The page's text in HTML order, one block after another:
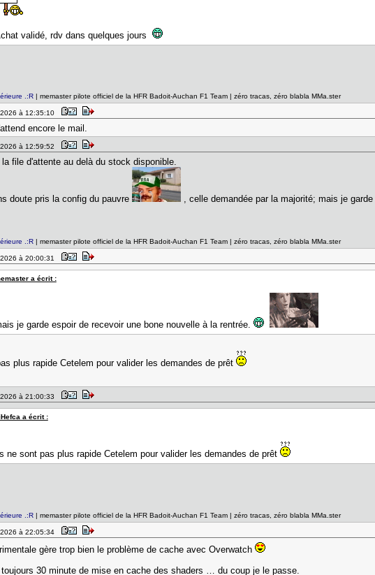
validé, rdv dans quelques jours
.:R | memaster pilote officiel de la HFR Badoit-Auchan F1 Team | zéro tracas, zéro blabla MMa.ster
à 12:35:10
encore le mail.
à 12:59:52
file d'attente au delà du stock disponible.
doute pris la config du pauvre , celle demandée par la majorité; mais je
.:R | memaster pilote officiel de la HFR Badoit-Auchan F1 Team | zéro tracas, zéro blabla MMa.ster
à 20:00:31
a écrit :
je garde espoir de recevoir une bone nouvelle à la rentrée.
plus rapide Cetelem pour valider les demandes de prêt
à 21:00:33
a écrit :
Ils ne sont pas plus rapide Cetelem pour valider les demandes de prêt
.:R | memaster pilote officiel de la HFR Badoit-Auchan F1 Team | zéro tracas, zéro blabla MMa.ster
à 22:05:34
gère trop bien le problème de cache avec Overwatch
30 minute de mise en cache des shaders … du coup je le passe.